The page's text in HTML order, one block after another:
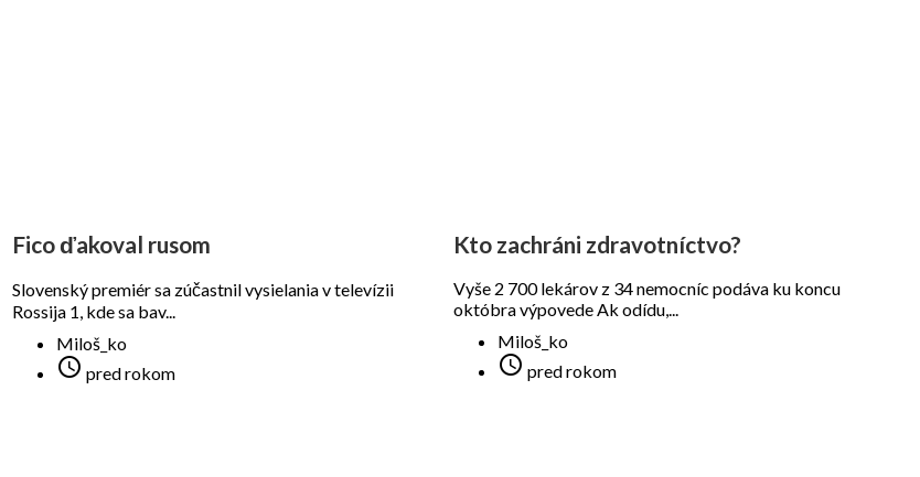
Fico ďakoval rusom
Slovenský premiér sa zúčastnil vysielania v televízii
Rossija 1, kde sa bav...
Miloš_ko
 pred rokom
Kto zachráni zdravotníctvo?
Vyše 2 700 lekárov z 34 nemocníc podáva ku koncu
októbra výpovede Ak odídu,...
Miloš_ko
 pred rokom